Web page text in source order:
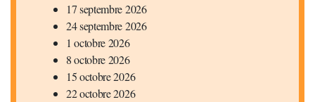
17 septembre 2026
24 septembre 2026
1 octobre 2026
8 octobre 2026
15 octobre 2026
22 octobre 2026